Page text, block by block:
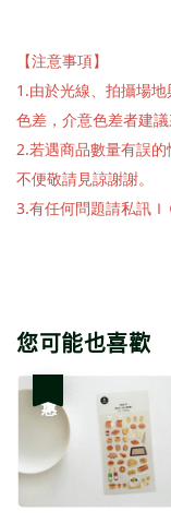
【注意事項】
1.由於光線、拍攝場
色差，介意色差者建議
2.若遇商品數量有誤
不便敬請見諒謝謝。
3.有任何問題請私訊
您可能也喜歡